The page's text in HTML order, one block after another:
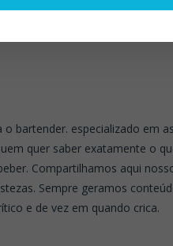
bartender. especializado em
quer saber exatamente o
Compartilhamos aqui
Sempre geramos
e de vez em quando crica.